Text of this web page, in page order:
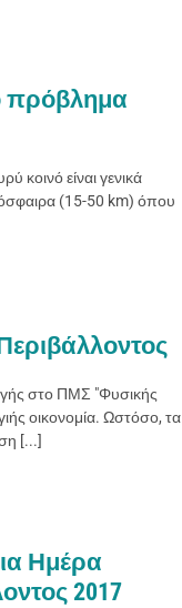
πρόβλημα
είναι γενικά
(15-50 km) όπου
στο ΠΜΣ "Φυσικής
οικονομία. Ωστόσο, τα
[...]
Ημέρα
2017